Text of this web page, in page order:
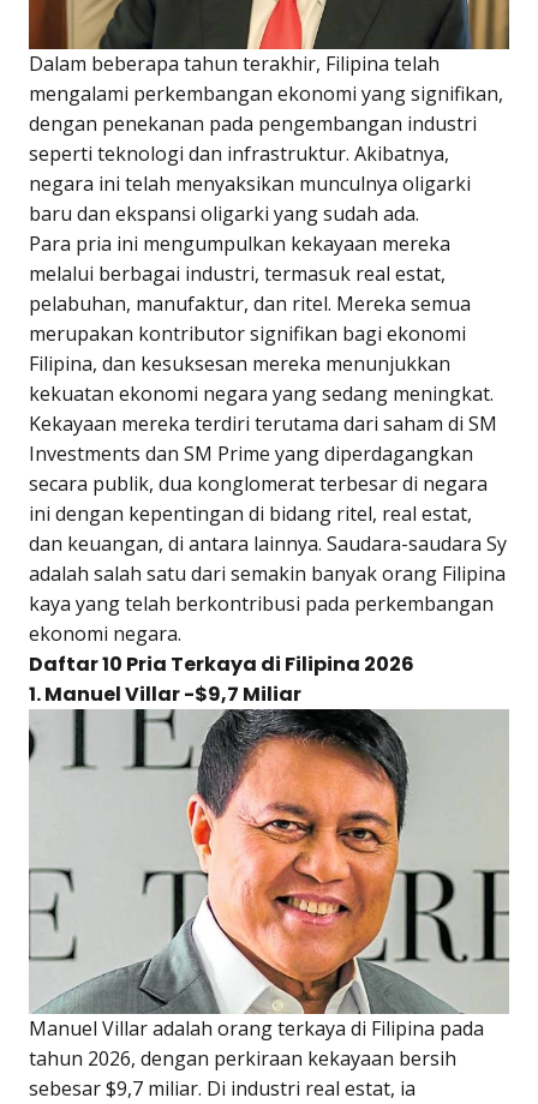
Dalam beberapa tahun terakhir, Filipina telah
mengalami perkembangan ekonomi yang signifikan,
dengan penekanan pada pengembangan industri
seperti teknologi dan infrastruktur. Akibatnya,
negara ini telah menyaksikan munculnya oligarki
baru dan ekspansi oligarki yang sudah ada.
Para pria ini mengumpulkan kekayaan mereka
melalui berbagai industri, termasuk real estat,
pelabuhan, manufaktur, dan ritel. Mereka semua
merupakan kontributor signifikan bagi ekonomi
Filipina, dan kesuksesan mereka menunjukkan
kekuatan ekonomi negara yang sedang meningkat.
Kekayaan mereka terdiri terutama dari saham di SM
Investments dan SM Prime yang diperdagangkan
secara publik, dua konglomerat terbesar di negara
ini dengan kepentingan di bidang ritel, real estat,
dan keuangan, di antara lainnya. Saudara-saudara Sy
adalah salah satu dari semakin banyak orang Filipina
kaya yang telah berkontribusi pada perkembangan
ekonomi negara.
Daftar 10 Pria Terkaya di Filipina 2026
1. Manuel Villar -$9,7 Miliar
Manuel Villar adalah orang terkaya di Filipina pada
tahun 2026, dengan perkiraan kekayaan bersih
sebesar $9,7 miliar. Di industri real estat, ia